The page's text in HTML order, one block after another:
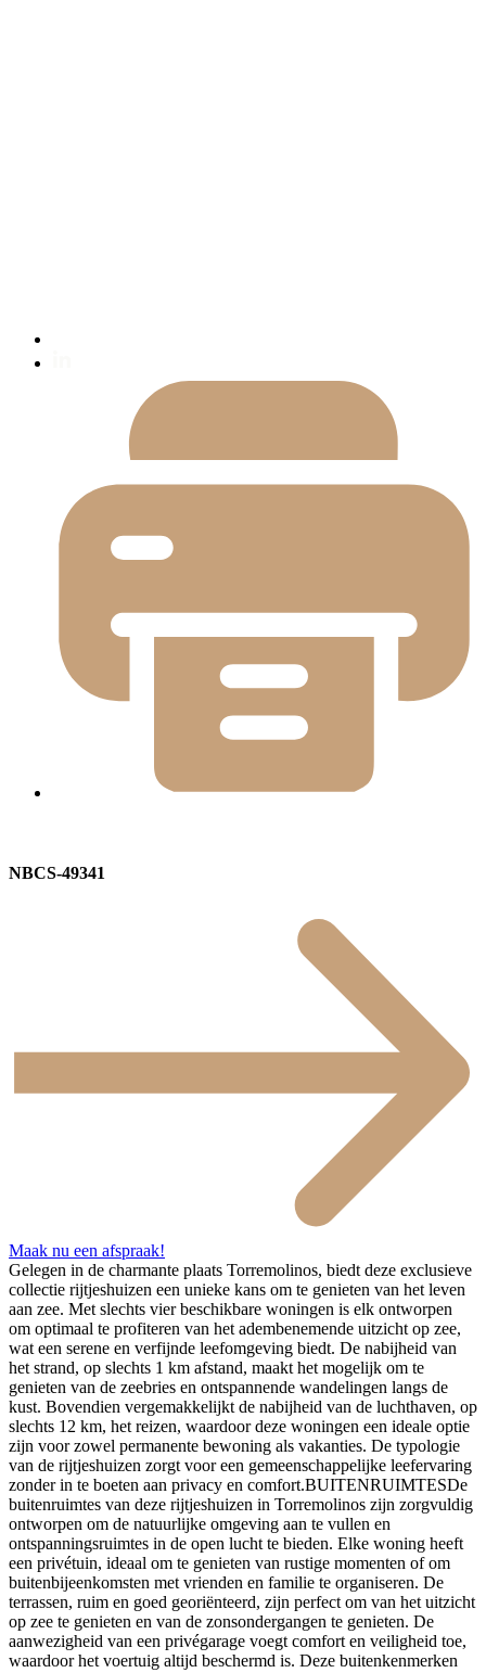
NBCS-49341
Maak nu een afspraak!
Gelegen in de charmante plaats Torremolinos, biedt deze exclusieve
collectie rijtjeshuizen een unieke kans om te genieten van het leven
aan zee. Met slechts vier beschikbare woningen is elk ontworpen
om optimaal te profiteren van het adembenemende uitzicht op zee,
wat een serene en verfijnde leefomgeving biedt. De nabijheid van
het strand, op slechts 1 km afstand, maakt het mogelijk om te
genieten van de zeebries en ontspannende wandelingen langs de
kust. Bovendien vergemakkelijkt de nabijheid van de luchthaven, op
slechts 12 km, het reizen, waardoor deze woningen een ideale optie
zijn voor zowel permanente bewoning als vakanties. De typologie
van de rijtjeshuizen zorgt voor een gemeenschappelijke leefervaring
zonder in te boeten aan privacy en comfort.BUITENRUIMTESDe
buitenruimtes van deze rijtjeshuizen in Torremolinos zijn zorgvuldig
ontworpen om de natuurlijke omgeving aan te vullen en
ontspanningsruimtes in de open lucht te bieden. Elke woning heeft
een privétuin, ideaal om te genieten van rustige momenten of om
buitenbijeenkomsten met vrienden en familie te organiseren. De
terrassen, ruim en goed georiënteerd, zijn perfect om van het uitzicht
op zee te genieten en van de zonsondergangen te genieten. De
aanwezigheid van een privégarage voegt comfort en veiligheid toe,
waardoor het voertuig altijd beschermd is. Deze buitenkenmerken